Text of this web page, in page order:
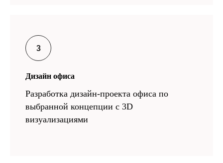
Дизайн офиса
Разработка дизайн-проекта офиса по
выбранной концепции с 3D
визуализациями